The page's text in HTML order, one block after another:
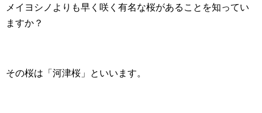
メイヨシノよりも早く咲く有名な桜があることを知ってい
ますか？
その桜は「河津桜」といいます。